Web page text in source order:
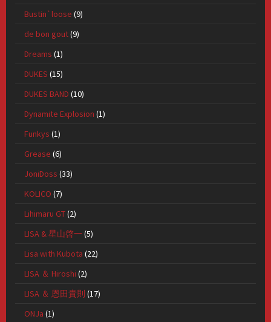
Bustin`loose (9)
de bon gout(9)
Dreams (1)
DUKES (15)
DUKES BAND (10)
Dynamite Explosion (1)
Funkys (1)
Grease (6)
JoniDoss (33)
KOLICO (7)
Lihimaru GT(2)
LISA & 星山啓一(5)
Lisa with Kubota (22)
LISA ＆ Hiroshi (2)
LISA ＆ 恩田貴則 (17)
ONJa (1)